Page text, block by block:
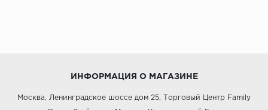
ИНФОРМАЦИЯ О МАГАЗИНЕ
Москва, Ленинградское шоссе дом 25, Торговый Центр Family